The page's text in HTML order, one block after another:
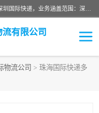
深圳市鑫飞速国际物流有限公司是一家从事深圳国际快递，业务涵盖范围：深圳DHL国际快递、深圳国际快递公司、深圳国际物流公司、深圳国际快递、深圳DHL国际快递电话可拨打全国服务热线：15019287411。欢迎各位亲来人来电到我司洽谈合作。
有限公司
物流公司 > 珠海国际快递多